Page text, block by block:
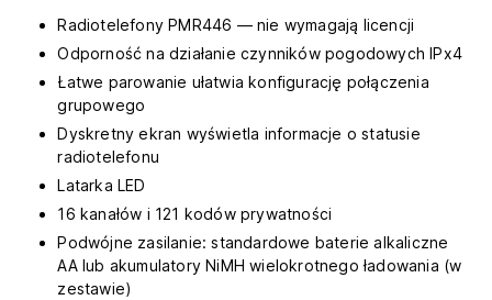
Radiotelefony PMR446 — nie wymagają licencji
Odporność na działanie czynników pogodowych IPx4
Łatwe parowanie ułatwia konfigurację połączenia
grupowego
Dyskretny ekran wyświetla informacje o statusie
radiotelefonu
Latarka LED
16 kanałów i 121 kodów prywatności
Podwójne zasilanie: standardowe baterie alkaliczne
AA lub akumulatory NiMH wielokrotnego ładowania (w
zestawie)